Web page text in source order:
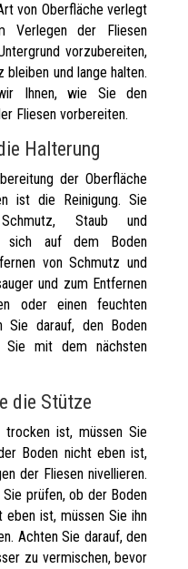
von Oberfläche verlegt
Verlegen der Fliesen
vorzubereiten,
und lange halten.
Ihnen, wie Sie den
Fliesen vorbereiten.
Halterung
der Oberfläche
ist die Reinigung. Sie
Staub und
sich auf dem Boden
von Schmutz und
und zum Entfernen
oder einen feuchten
Sie darauf, den Boden
Sie mit dem nächsten
die Stütze
ist, müssen Sie
Boden nicht eben ist,
der Fliesen nivellieren.
prüfen, ob der Boden
eben ist, müssen Sie ihn
Achten Sie darauf, den
zu vermischen, bevor